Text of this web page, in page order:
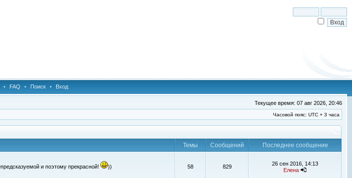
• FAQ • Поиск • Вход
Текущее время: 07 авг 2026, 20:46
Часовой пояс: UTC + 3 часа
Темы Сообщений
Последнее сообщение
и поэтому прекрасной!
))
58 829
26 сен 2016, 14:13
Елена